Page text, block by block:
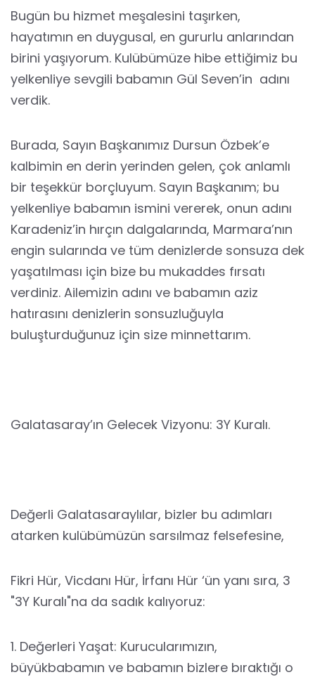
Bugün bu hizmet meşalesini taşırken,
hayatımın en duygusal, en gururlu anlarından
birini yaşıyorum. Kulübümüze hibe ettiğimiz bu
yelkenliye sevgili babamın Gül Seven’in adını
verdik.
Burada, Sayın Başkanımız Dursun Özbek’e
kalbimin en derin yerinden gelen, çok anlamlı
bir teşekkür borçluyum. Sayın Başkanım; bu
yelkenliye babamın ismini vererek, onun adını
Karadeniz’in hırçın dalgalarında, Marmara’nın
engin sularında ve tüm denizlerde sonsuza dek
yaşatılması için bize bu mukaddes fırsatı
verdiniz. Ailemizin adını ve babamın aziz
hatırasını denizlerin sonsuzluğuyla
buluşturduğunuz için size minnettarım.
Galatasaray’ın Gelecek Vizyonu: 3Y Kuralı.
Değerli Galatasaraylılar, bizler bu adımları
atarken kulübümüzün sarsılmaz felsefesine,
Fikri Hür, Vicdanı Hür, İrfanı Hür ‘ün yanı sıra, 3
"3Y Kuralı"na da sadık kalıyoruz:
1. Değerleri Yaşat: Kurucularımızın,
büyükbabamın ve babamın bizlere bıraktığı o